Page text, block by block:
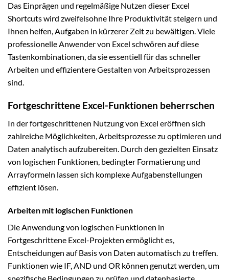
Das Einprägen und regelmäßige Nutzen dieser Excel
Shortcuts wird zweifelsohne Ihre Produktivität steigern und
Ihnen helfen, Aufgaben in kürzerer Zeit zu bewältigen. Viele
professionelle Anwender von Excel schwören auf diese
Tastenkombinationen, da sie essentiell für das schneller
Arbeiten und effizientere Gestalten von Arbeitsprozessen
sind.
Fortgeschrittene Excel-Funktionen beherrschen
In der fortgeschrittenen Nutzung von Excel eröffnen sich
zahlreiche Möglichkeiten, Arbeitsprozesse zu optimieren und
Daten analytisch aufzubereiten. Durch den gezielten Einsatz
von logischen Funktionen, bedingter Formatierung und
Arrayformeln lassen sich komplexe Aufgabenstellungen
effizient lösen.
Arbeiten mit logischen Funktionen
Die Anwendung von logischen Funktionen in
Fortgeschrittene Excel-Projekten ermöglicht es,
Entscheidungen auf Basis von Daten automatisch zu treffen.
Funktionen wie IF, AND und OR können genutzt werden, um